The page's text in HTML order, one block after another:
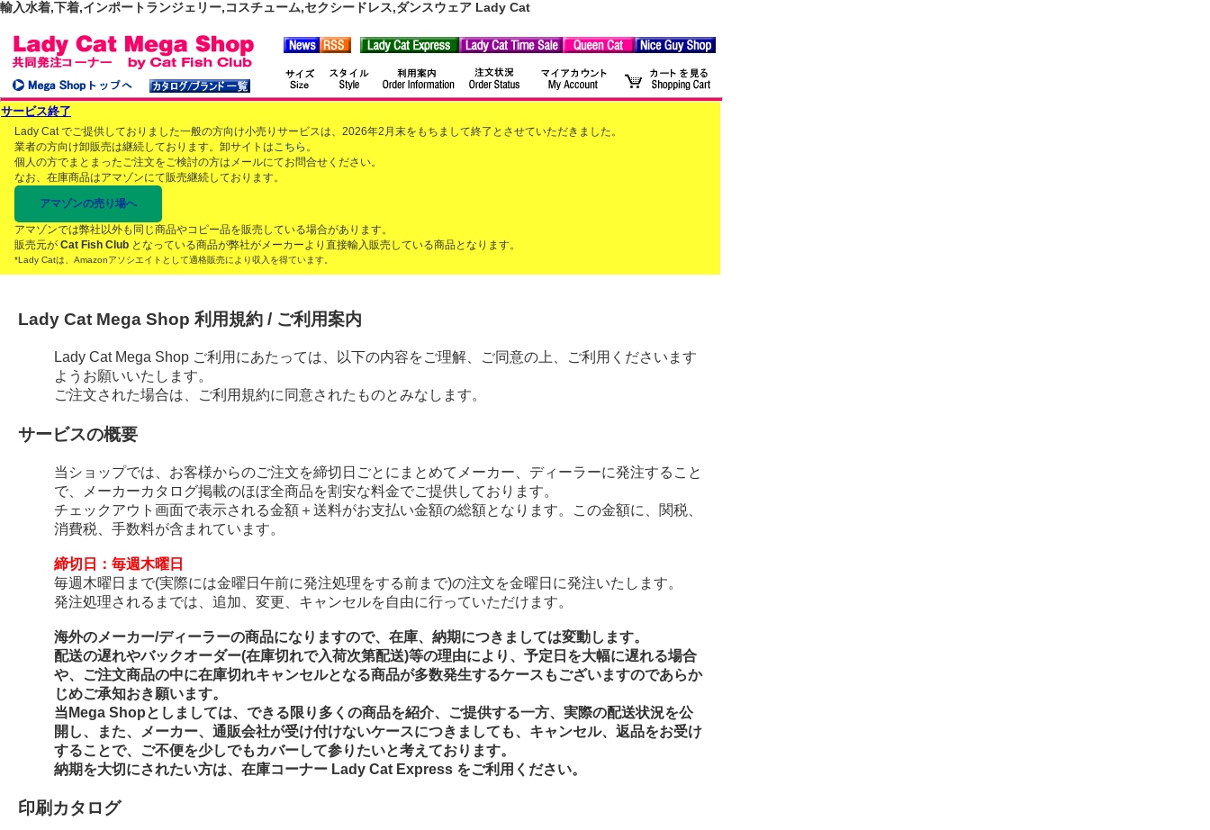
輸入水着,下着,インポートランジェリー,コスチューム,セクシードレス,ダンスウェア Lady Cat
サービス終了
Lady Cat でご提供しておりました一般の方向け小売りサービスは、2026年2月末をもちまして終了とさせていただきました。
業者の方向け卸販売は継続しております。卸サイトはこちら 。
個人の方でまとまったご注文をご検討の方はメールにてお問合せください。
なお、在庫商品はアマゾンにて販売継続しております。
アマゾンの売り場へ
アマゾンでは弊社以外も同じ商品やコピー品を販売している場合があります。
販売元が Cat Fish Club となっている商品が弊社がメーカーより直接輸入販売している商品となります。
*Lady Catは、Amazonアソシエイトとして適格販売により収入を得ています。
Lady Cat Mega Shop 利用規約 / ご利用案内
Lady Cat Mega Shop ご利用にあたっては、以下の内容をご理解、ご同意の上、ご利用くださいます
ようお願いいたします。
ご注文された場合は、ご利用規約に同意されたものとみなします。
サービスの概要
当ショップでは、お客様からのご注文を締切日ごとにまとめてメーカー、ディーラーに発注すること
で、メーカーカタログ掲載のほぼ全商品を割安な料金でご提供しております。
チェックアウト画面で表示される金額＋送料がお支払い金額の総額となります。この金額に、関税、
消費税、手数料が含まれています。
締切日：毎週木曜日
毎週木曜日まで(実際には金曜日午前に発注処理をする前まで)の注文を金曜日に発注いたします。
発注処理されるまでは、追加、変更、キャンセルを自由に行っていただけます。
海外のメーカー/ディーラーの商品になりますので、在庫、納期につきましては変動します。
配送の遅れやバックオーダー(在庫切れで入荷次第配送)等の理由により、予定日を大幅に遅れる場合
や、ご注文商品の中に在庫切れキャンセルとなる商品が多数発生するケースもございますのであらか
じめご承知おき願います。
当Mega Shopとしましては、できる限り多くの商品を紹介、ご提供する一方、実際の配送状況を公
開し、また、メーカー、通販会社が受け付けないケースにつきましても、キャンセル、返品をお受け
することで、ご不便を少しでもカバーして参りたいと考えております。
納期を大切にされたい方は、在庫コーナー Lady Cat Express をご利用ください。
印刷カタログ